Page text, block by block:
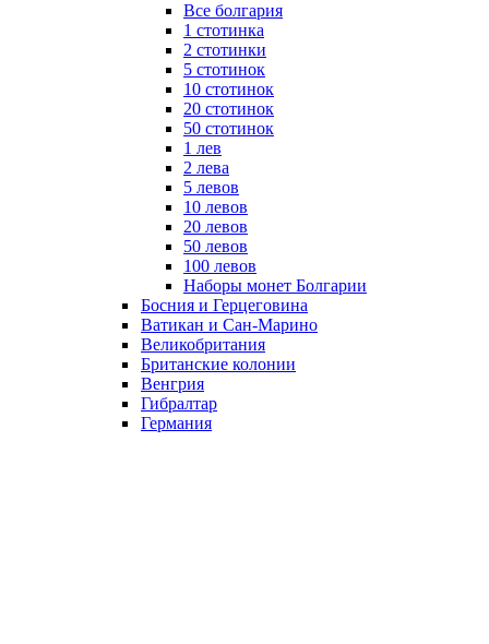
Все болгария
1 стотинка
2 стотинки
5 стотинок
10 стотинок
20 стотинок
50 стотинок
1 лев
2 лева
5 левов
10 левов
20 левов
50 левов
100 левов
Наборы монет Болгарии
Босния и Герцеговина
Ватикан и Сан-Марино
Великобритания
Британские колонии
Венгрия
Гибралтар
Германия